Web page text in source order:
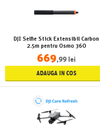
DJI Selfie Stick Extensibil Carbon
2.5m pentru Osmo 360
669,99 lei
ADAUGA IN COS